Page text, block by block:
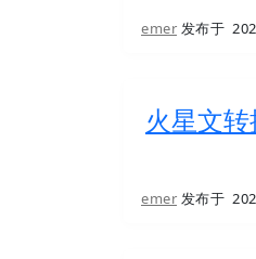
emer 发布于
火星文
emer 发布于